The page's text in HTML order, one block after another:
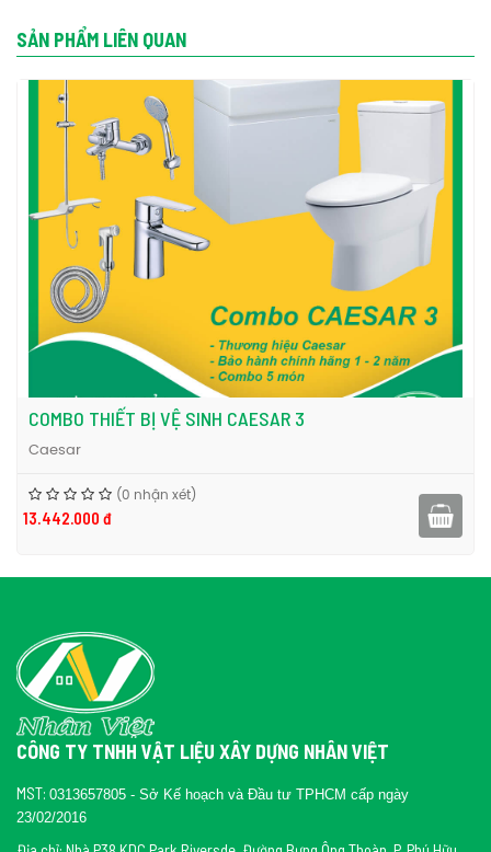
4. VÒI SEN TẮM TOTO TVSM103NSS NÓNG LẠNH
Sen tắm nóng lạnh ToToTVSM103NSS là sản phẩm sen
tắm cao cấp sử dụng được cả nước nóng và nước lạnh.
SẢN PHẨM LIÊN QUAN
3 COMBO THIẾT BỊ VỆ SINH
(0 nhận xét)
CÔNG TY TNHH VẬT LIỆU XÂY DỰNG NHÂN VIỆT
MST: 0313657805 - Sở Kế hoạch và Đầu tư TPHCM cấp ngày
23/02/2016